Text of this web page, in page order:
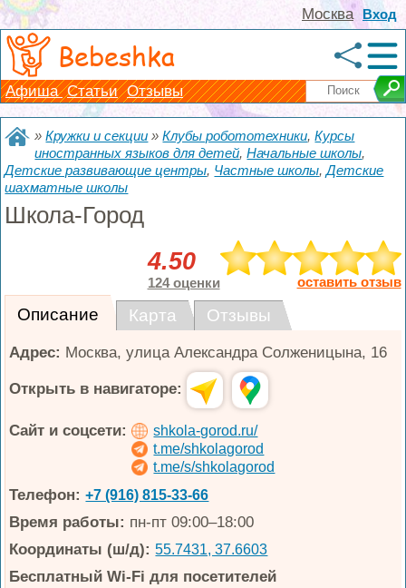
Вход
Москва
Bebeshka
Афиша Статьи Отзывы
»Кружки и секции »Клубы робототехники,Курсы
иностранных языков для детей,Начальные школы,
Детские развивающие центры, Частные школы,Детские
шахматные школы
Школа-Город
4.50
124 оценки оставить отзыв
Описание Карта Отзывы
Адрес: Москва,улица Александра Солженицына, 16
Открыть в навигаторе:
Сайт и соцсети:
shkola-gorod.ru/
t.me/shkolagorod
t.me/s/shkolagorod
Телефон: +7 (916) 815-33-66
Время работы: пн-пт 09:00–18:00
Координаты (ш/д): 55.7431, 37.6603
Бесплатный Wi-Fi для посетителей